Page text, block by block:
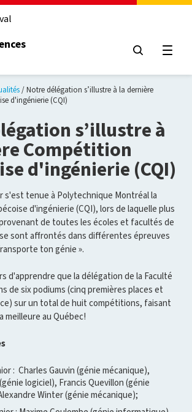
Aller au contenu principal
Notre délégation s’illustre à la dernière
d'ingénierie (CQI)
s’illustre à
Compétition
d'ingénierie (CQI)
s'est tenue à Polytechnique Montréal la
d'ingénierie (CQI), lors de laquelle plus
de toutes les écoles et facultés de
sont affrontés dans différentes épreuves
ton génie ».
d'apprendre que la délégation de la Faculté
de six podiums (cinq premières places et
sur un total de huit compétitions, faisant
meilleure au Québec!
: Charles Gauvin (génie mécanique),
logiciel), Francis Quevillon (génie
Winter (génie mécanique);